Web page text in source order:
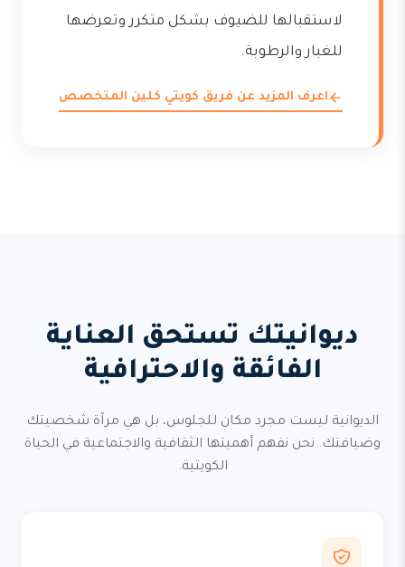
لاستقبالها للضيوف بشكل متكرر وتعرضها
للغبار والرطوبة.
اعرف المزيد عن فريق كويتي كلين المتخصص
ديوانيتك تستحق العناية
الفائقة والاحترافية
الديوانية ليست مجرد مكان للجلوس، بل هي مرآة شخصيتك
وضيافتك. نحن نفهم أهميتها الثقافية والاجتماعية في الحياة
الكويتية.